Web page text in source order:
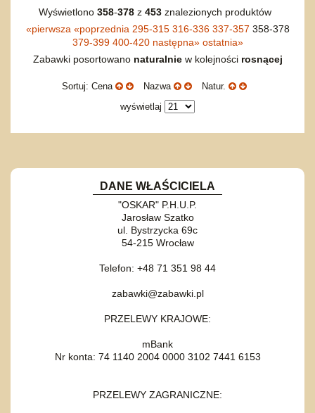
Wyświetlono 358-378z 453znalezionych produktów
«pierwsza «poprzednia 295-315 316-336 337-357 358-378
379-399 400-420 następna» ostatnia»
Zabawki posortowano naturalniew kolejności rosnącej
Sortuj: Cena Nazwa
Natur.
wyświetlaj
DANE WŁAŚCICIELA
"OSKAR" P.H.U.P.
Jarosław Szatko
ul. Bystrzycka 69c
54-215 Wrocław
Telefon: +48 71 351 98 44
zabawki@zabawki.pl
PRZELEWY KRAJOWE:
mBank
Nr konta: 74 1140 2004 0000 3102 7441 6153
PRZELEWY ZAGRANICZNE: